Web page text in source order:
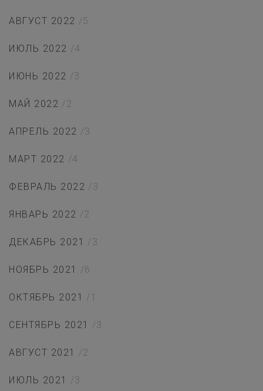
АВГУСТ 2022 /5
ИЮЛЬ 2022 /4
ИЮНЬ 2022 /3
МАЙ 2022 /2
АПРЕЛЬ 2022 /3
МАРТ 2022 /4
ФЕВРАЛЬ 2022 /3
ЯНВАРЬ 2022 /2
ДЕКАБРЬ 2021 /3
НОЯБРЬ 2021 /6
ОКТЯБРЬ 2021 /1
СЕНТЯБРЬ 2021 /3
АВГУСТ 2021 /2
ИЮЛЬ 2021 /3